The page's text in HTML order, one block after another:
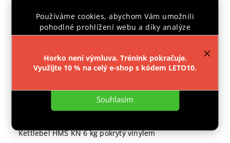
Používáme cookies, abychom Vám umožnili
pohodlné prohlížení webu a díky analýze
provozu webu neustále zlepšovali jeho funkce,
Nastavení
Souhlasím
Horko není výmluva. Trénink pokračuje.
Využijte 10 % na celý e-shop s kódem LETO10.
Kettlebel HMS KN 6 kg pokrytý vinylem